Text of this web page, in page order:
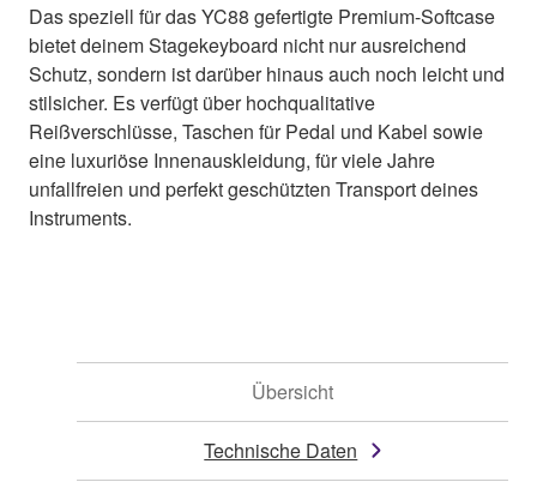
Das speziell für das YC88 gefertigte Premium-Softcase
bietet deinem Stagekeyboard nicht nur ausreichend
Schutz, sondern ist darüber hinaus auch noch leicht und
stilsicher. Es verfügt über hochqualitative
Reißverschlüsse, Taschen für Pedal und Kabel sowie
eine luxuriöse Innenauskleidung, für viele Jahre
unfallfreien und perfekt geschützten Transport deines
Instruments.
Übersicht
Technische Daten